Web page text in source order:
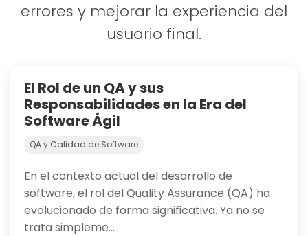
errores y mejorar la experiencia del
usuario final.
El Rol de un QA y sus
Responsabilidades en la Era del
Software Ágil
QA y Calidad de Software
En el contexto actual del desarrollo de
software, el rol del Quality Assurance (QA) ha
evolucionado de forma significativa. Ya no se
trata simpleme...